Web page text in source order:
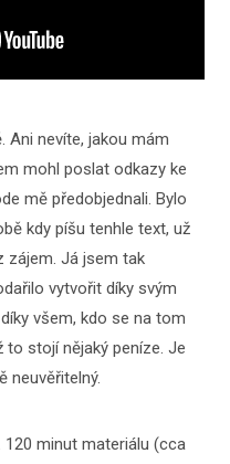
Ani nevíte, jakou mám
mohl poslat odkazy ke
mě předobjednali. Bylo
kdy píšu tenhle text, už
zájem. Já jsem tak
vytvořit díky svým
všem, kdo se na tom
to stojí nějaký peníze. Je
neuvěřitelný.
minut materiálu (cca